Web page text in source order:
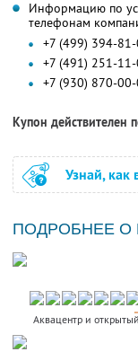
Информацию по
телефонам
+7 (499) 394-
+7 (491) 251-
+7 (930) 870-
Купон действителен
Узнай, как
ПОДРОБНЕЕ О
Аквацентр и